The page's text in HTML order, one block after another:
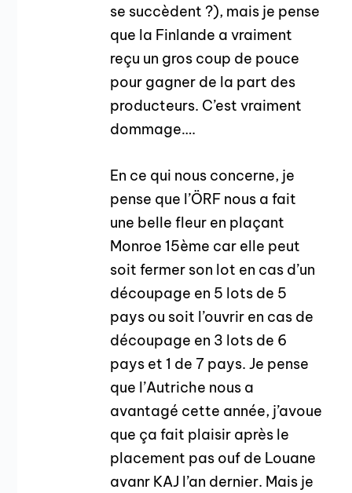
se succèdent ?), mais je pense
que la Finlande a vraiment
reçu un gros coup de pouce
pour gagner de la part des
producteurs. C’est vraiment
dommage….
En ce qui nous concerne, je
pense que l’ÖRF nous a fait
une belle fleur en plaçant
Monroe 15ème car elle peut
soit fermer son lot en cas d’un
découpage en 5 lots de 5
pays ou soit l’ouvrir en cas de
découpage en 3 lots de 6
pays et 1 de 7 pays. Je pense
que l’Autriche nous a
avantagé cette année, j’avoue
que ça fait plaisir après le
placement pas ouf de Louane
avanr KAJ l’an dernier. Mais je